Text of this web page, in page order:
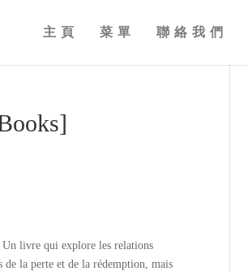
主頁 菜單 聯絡我們
Un livre qui explore les relations
de la perte et de la rédemption, mais